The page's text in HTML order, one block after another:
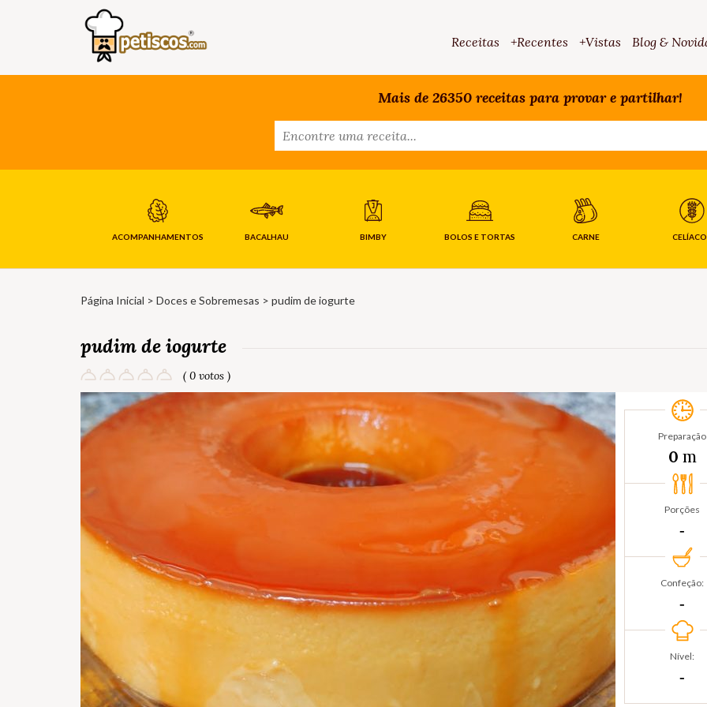
Receitas +Recentes +Vistas Blog &
Mais de 26350 receitas para provar e partilhar!
ACOMPANHAMENTOS BACALHAU BIMBY BOLOS E TORTAS CARNE
Página Inicial > Doces e Sobremesas > pudim de iogurte
pudim de iogurte
( 0 votos )
Preparação
0 m
Porções
‐
Confeção:
‐
Nível:
‐